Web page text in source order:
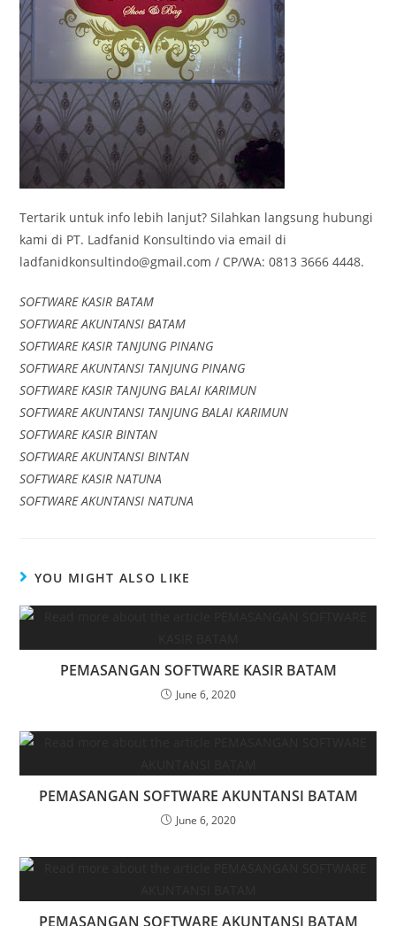
Tertarik untuk info lebih lanjut? Silahkan langsung hubungi
kami di PT. Ladfanid Konsultindo via email di
ladfanidkonsultindo@gmail.com / CP/WA: 0813 3666 4448.
SOFTWARE KASIR BATAM
SOFTWARE AKUNTANSI BATAM
SOFTWARE KASIR TANJUNG PINANG
SOFTWARE AKUNTANSI TANJUNG PINANG
SOFTWARE KASIR TANJUNG BALAI KARIMUN
SOFTWARE AKUNTANSI TANJUNG BALAI KARIMUN
SOFTWARE KASIR BINTAN
SOFTWARE AKUNTANSI BINTAN
SOFTWARE KASIR NATUNA
SOFTWARE AKUNTANSI NATUNA
YOU MIGHT ALSO LIKE
PEMASANGAN SOFTWARE KASIR BATAM
June 6, 2020
PEMASANGAN SOFTWARE AKUNTANSI BATAM
June 6, 2020
PEMASANGAN SOFTWARE AKUNTANSI BATAM